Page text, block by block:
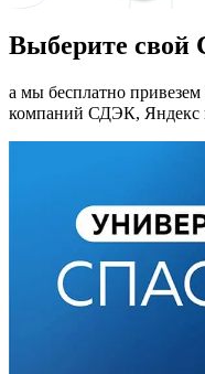
Выберите свой
а мы бесплатно
компаний СДЭК, Яндекс